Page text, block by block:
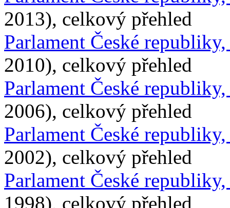
2013), celkový přehled
Parlament České
2010), celkový přehled
Parlament České
2006), celkový přehled
Parlament České
2002), celkový přehled
Parlament České
1998), celkový přehled